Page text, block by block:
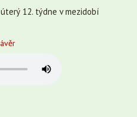
12. týdne v mezidobí